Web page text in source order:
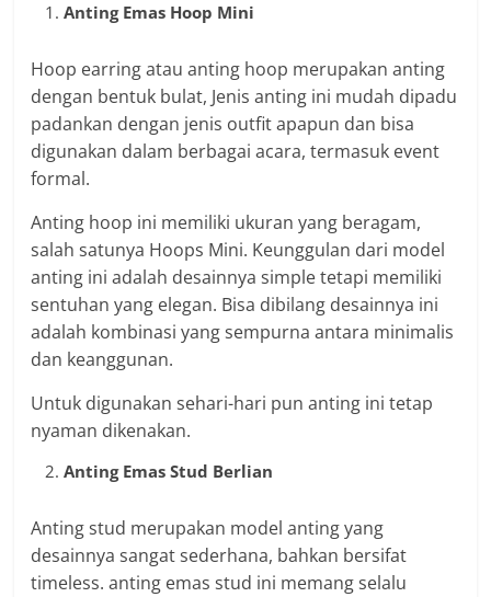
Anting Emas Hoop Mini
Hoop earring atau anting hoop merupakan anting
dengan bentuk bulat, Jenis anting ini mudah dipadu
padankan dengan jenis outfit apapun dan bisa
digunakan dalam berbagai acara, termasuk event
formal.
Anting hoop ini memiliki ukuran yang beragam,
salah satunya Hoops Mini. Keunggulan dari model
anting ini adalah desainnya simple tetapi memiliki
sentuhan yang elegan. Bisa dibilang desainnya ini
adalah kombinasi yang sempurna antara minimalis
dan keanggunan.
Untuk digunakan sehari-hari pun anting ini tetap
nyaman dikenakan.
Anting Emas Stud Berlian
Anting stud merupakan model anting yang
desainnya sangat sederhana, bahkan bersifat
timeless. anting emas stud ini memang selalu